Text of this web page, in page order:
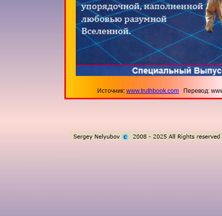
Источник: www.truthbook.com Перевод: